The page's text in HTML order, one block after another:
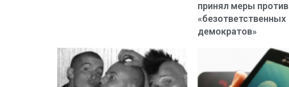
принял меры против
«безответственных
демократов»